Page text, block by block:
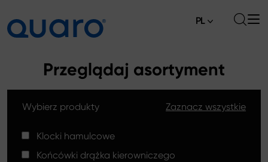
Klocki hamulcowe
Tarcze hamulcowe High Carbon
Końcówki drążków kierowniczych
Aktualności
Gdzie kupić
PL
Przeglądaj asortyment
Wybierz produkty Zaznacz wszystkie
Klocki hamulcowe
Końcówki drążka kierowniczego